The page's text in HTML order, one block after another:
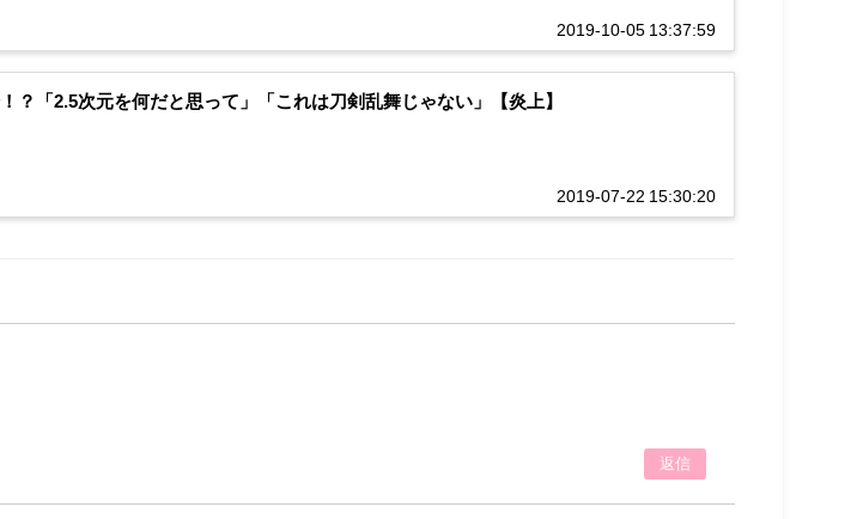
2019-10-05 13:37:59
？「2.5次元を何だと思って」「これは刀剣乱舞じゃない」【炎上】
2019-07-22 15:30:20
返信